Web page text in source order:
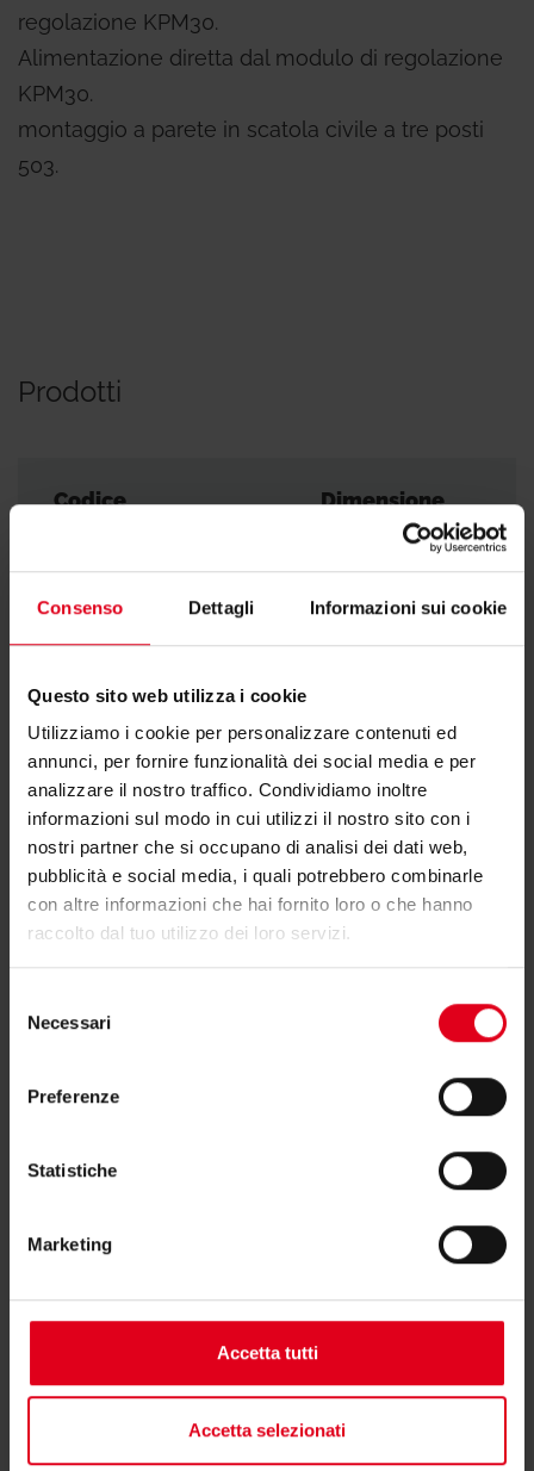
Consenso Dettagli Informazioni sui cookie
Questo sito web utilizza i cookie
Utilizziamo i cookie per personalizzare contenuti ed
annunci, per fornire funzionalità dei social media e per
analizzare il nostro traffico. Condividiamo inoltre
informazioni sul modo in cui utilizzi il nostro sito con i
nostri partner che si occupano di analisi dei dati web,
pubblicità e social media, i quali potrebbero combinarle
con altre informazioni che hai fornito loro o che hanno
raccolto dal tuo utilizzo dei loro servizi.
delNecessari
Preferenze
Statistiche
Marketing
Accetta tutti
Accetta selezionati
regolazione KPM30.
Alimentazione diretta dal modulo di regolazione
KPM30.
montaggio a parete in scatola civile a tre posti
503.
Prodotti
Codice Dimensione
Hai bisogno di supporto per KD201?
Se hai bisogno di ulteriori informazioni contatta il
consulente tecnico o commerciale di zona.
Trova il consulente di zona
Potrebbero interessarti anche